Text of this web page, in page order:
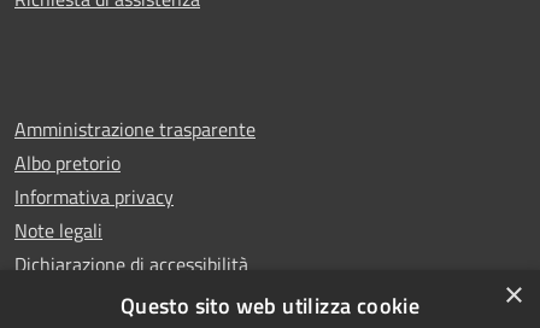
Amministrazione trasparente
Albo pretorio
Informativa privacy
Note legali
Dichiarazione di accessibilità
Whistleblowing
×
Questo sito web utilizza cookie